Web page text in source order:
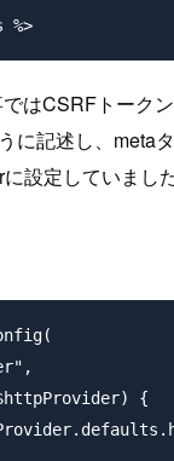
%>
はCSRFトーク
に記述し、meta
設定していました
{